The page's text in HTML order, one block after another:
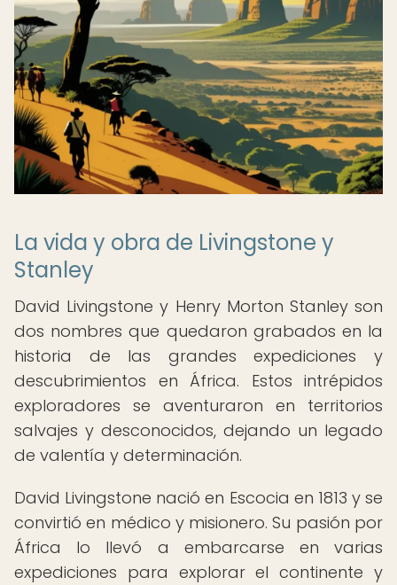
La vida y obra de Livingstone y
Stanley
David Livingstone y Henry Morton Stanley son
dos nombres que quedaron grabados en la
historia de las grandes expediciones y
descubrimientos en África. Estos intrépidos
exploradores se aventuraron en territorios
salvajes y desconocidos, dejando un legado
de valentía y determinación.
David Livingstone nació en Escocia en 1813 y se
convirtió en médico y misionero. Su pasión por
África lo llevó a embarcarse en varias
expediciones para explorar el continente y